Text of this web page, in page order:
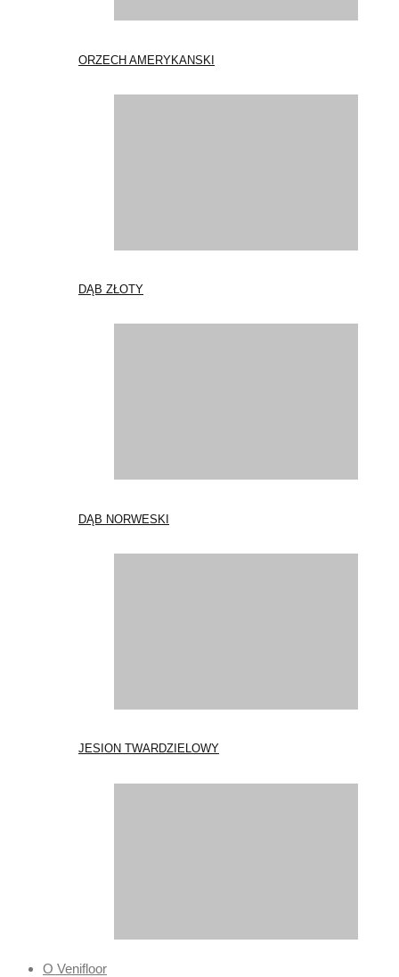
ORZECH AMERYKANSKI
DĄB ZŁOTY
DĄB NORWESKI
JESION TWARDZIELOWY
O Venifloor